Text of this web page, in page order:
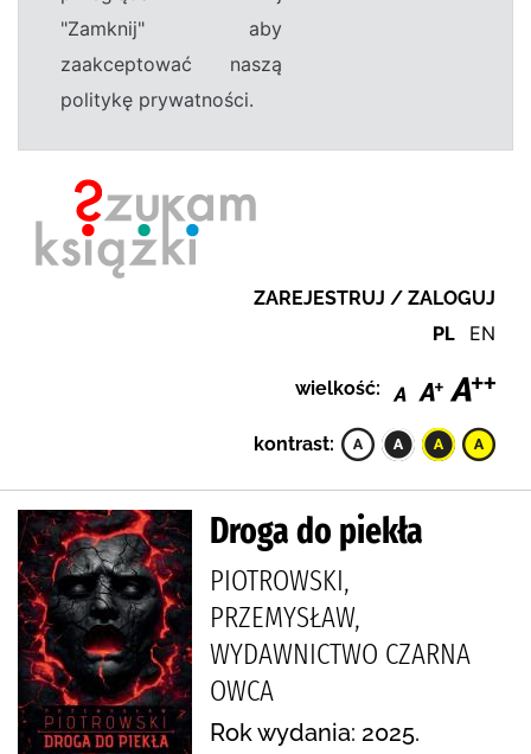
"Zamknij" aby
zaakceptować naszą
politykę prywatności.
ZAREJESTRUJ / ZALOGUJ
PL EN
wielkość:
kontrast:
Droga do piekła
PIOTROWSKI,
PRZEMYSŁAW,
WYDAWNICTWO CZARNA
OWCA
Rok wydania: 2025.